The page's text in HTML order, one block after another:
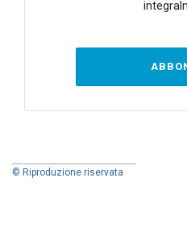
© Riproduzione riservata